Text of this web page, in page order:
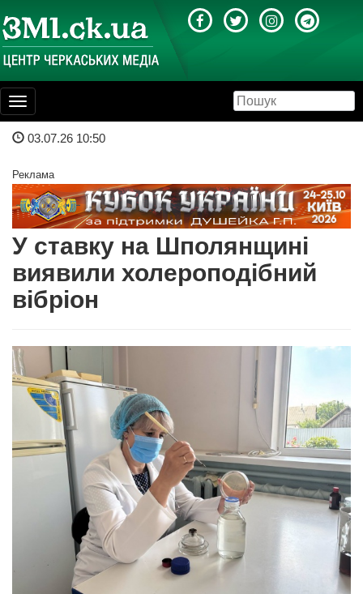
Toggle
navigation
03.07.26 10:50
Реклама
У ставку на Шполянщині
виявили холероподібний
вібріон